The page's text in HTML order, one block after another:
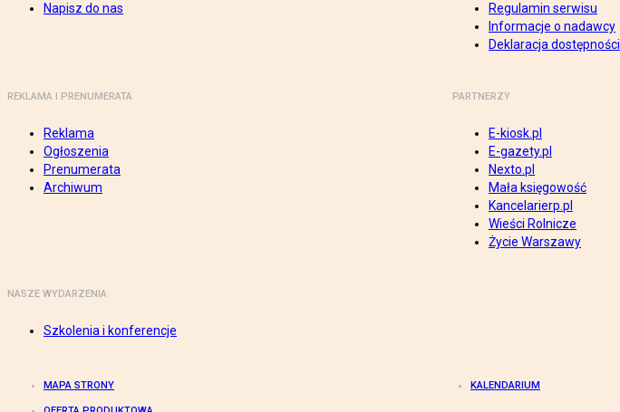
Napisz do nas
Regulamin serwisu
Informacje o nadawcy
Deklaracja dostępności
REKLAMA I PRENUMERATA
Reklama
Ogłoszenia
Prenumerata
Archiwum
PARTNERZY
E-kiosk.pl
E-gazety.pl
Nexto.pl
Mała księgowość
Kancelarierp.pl
Wieści Rolnicze
Życie Warszawy
NASZE WYDARZENIA
Szkolenia i konferencje
MAPA STRONY KALENDARIUM